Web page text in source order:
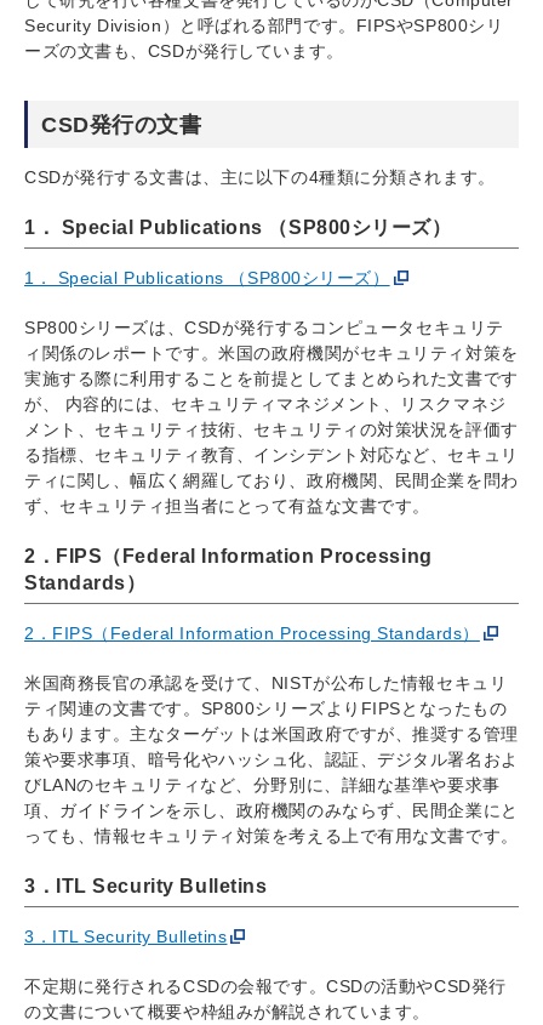
Security Division）と呼ばれる部門です。FIPSやSP800シリ
ーズの文書も、CSDが発行しています。
CSD発行の文書
CSDが発行する文書は、主に以下の4種類に分類されます。
1． Special Publications （SP800シリーズ）
1． Special Publications （SP800シリーズ）
SP800シリーズは、CSDが発行するコンピュータセキュリテ
ィ関係のレポートです。米国の政府機関がセキュリティ対策を
実施する際に利用することを前提としてまとめられた文書です
が、 内容的には、セキュリティマネジメント、リスクマネジ
メント、セキュリティ技術、セキュリティの対策状況を評価す
る指標、セキュリティ教育、インシデント対応など、セキュリ
ティに関し、幅広く網羅しており、政府機関、民間企業を問わ
ず、セキュリティ担当者にとって有益な文書です。
2．FIPS（Federal Information Processing
Standards）
2．FIPS（Federal Information Processing Standards）
米国商務長官の承認を受けて、NISTが公布した情報セキュリ
ティ関連の文書です。SP800シリーズよりFIPSとなったもの
もあります。主なターゲットは米国政府ですが、推奨する管理
策や要求事項、暗号化やハッシュ化、認証、デジタル署名およ
びLANのセキュリティなど、分野別に、詳細な基準や要求事
項、ガイドラインを示し、政府機関のみならず、民間企業にと
っても、情報セキュリティ対策を考える上で有用な文書です。
3．ITL Security Bulletins
3．ITL Security Bulletins
不定期に発行されるCSDの会報です。CSDの活動やCSD発行
の文書について概要や枠組みが解説されています。